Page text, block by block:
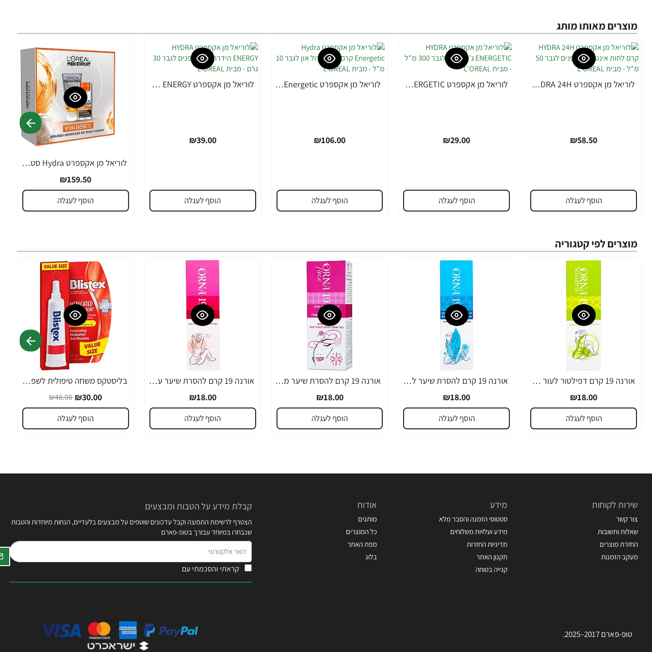
מוצרים מאותו מותג
לוריאל מן אקספרט HYDRA 24H קרם לחות אינטנסיבי לפנים לגבר 50 מ"ל - מבית L'OREAL
₪58.50
הוסף לעגלה
לוריאל מן אקספרט HYDRA ENERGETIC ג'ל רחצה לגבר 300 מ"ל - מבית L'OREAL
₪29.00
הוסף לעגלה
לוריאל מן אקספרט Hydra Energetic קרם עיניים רול און לגבר 10 מ"ל - מבית L'OREAL
₪106.00
הוסף לעגלה
לוריאל מן אקספרט HYDRA ENERGY הידרה מסכת פנים לגבר 30 גרם - מבית L'OREAL
₪39.00
הוסף לעגלה
לוריאל מן אקספרט Hydra סט טיפוח פנים אינטנסיבי - מבית L'OREAL
₪159.50
הוסף לעגלה
מוצרים לפי קטגוריה
אורנה 19 קרם דפילטור לעור רגיש 80 גרם
₪18.00
הוסף לעגלה
אורנה 19 קרם להסרת שיער לקו הביקיני 90 מ"ל
₪18.00
הוסף לעגלה
אורנה 19 קרם להסרת שיער מהפנים 80 גרם
₪18.00
הוסף לעגלה
אורנה 19 קרם להסרת שיער עדין במיוחד 90 מ"ל
₪18.00
הוסף לעגלה
-38%
בליסטקס משחה טיפולית לשפתיים 10 גרם אריזה גדולה SPF 10 - מבית Blistex
₪30.00
₪48.00
הוסף לעגלה
שירות לקוחות
צור קשר
שאלות ותשובות
החזרת מוצרים
מעקב הזמנות
מידע
סטטוסי הזמנה והסבר מלא
מידע ועלויות משלוחים
מדיניות החזרות
תקנון האתר
קנייה בטוחה
אודות
מותגים
כל המוצרים
מפת האתר
בלוג
קבלת מידע על הטבות ומבצעים
הצטרף לרשימת התפוצה וקבל עדכונים שוטפים על מבצעים בלעדיים, הנחות מיוחדות והטבות
שנבחרו במיוחד עבורך בטופ-פארם
אלקטרוני
קראתי והסכמתי עם
טופ-פארם 2017–2025.